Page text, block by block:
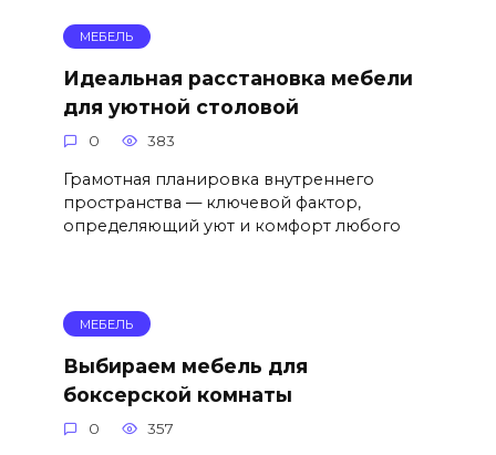
МЕБЕЛЬ
Идеальная расстановка мебели
для уютной столовой
0 383
Грамотная планировка внутреннего
пространства — ключевой фактор,
определяющий уют и комфорт любого
МЕБЕЛЬ
Выбираем мебель для
боксерской комнаты
0 357